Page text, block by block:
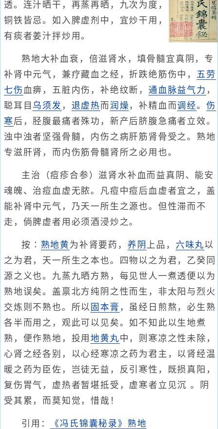
透。连汁晒干，再蒸再晒，九次为度，
铜铁皆忌。如入脾虚剂中，宜炒干用，
有痰者姜汁拌炒用。
熟地大补血衰，倍滋肾水，填骨髓宜真阴，专
补肾中元气，兼疗藏血之经，折跌绝筋伤中， 五劳
七伤 血痹，五脏内伤，补绝纹断，通血脉益气力 ，
聪耳目 乌须发 ， 退虚热 而润燥 ，补精血而调经。 伤
寒 后，胫腹最痛者殊功，新产后脐腹急痛者立效。
浊中浊者坚强骨髓，内伤之病肝筋肾骨受之。熟地
专滋肝肾，而内伤筋骨髓肾所之必用也。
主治（痘疹合参）滋肾水补血而益真阴、能安
魂魄、治痘血虚无脓。凡痘中痘后血虚者宜之，盖
能补肾中元气，乃天一所生之源也。但性滞而不
走，倘脾虚者用必须酒浸炒之。
按∶ 熟地黄 为补肾要药， 养阴 上品， 六味丸 以
之为君，天一所生之本也。四物以之为君，乙癸同
源之义也。九蒸九晒方熟，每见世人一煮透便以为
熟地误矣。盖禀北方纯阴之性而生，非太阳与烈火
交炼则不熟也。所以 固本膏 ，虽经日煎熬，必生熟
各半而用之，观此可以见矣。如不知此以生地煮
熟，便作熟地，投用地黄丸中，则寒凉之性未除，
心肾之经各别，以心经寒凉之药为君主，以肾经温
暖之药为臣佐，岂徒无益，反引寒性，既损真阳，
复伤胃气，虚热者暂堪抵受，虚寒者立见沉 。阴
受其累，而莫知觉，惜哉！
引用： 《冯氏锦囊秘录》熟地